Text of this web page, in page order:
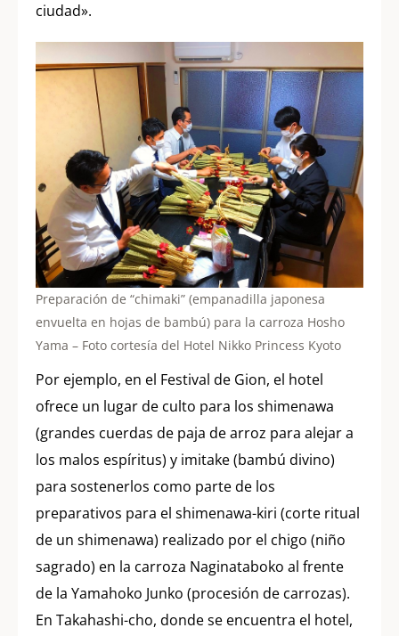
ciudad».
Preparación de “chimaki” (empanadilla japonesa
envuelta en hojas de bambú) para la carroza Hosho
Yama – Foto cortesía del Hotel Nikko Princess Kyoto
Por ejemplo, en el Festival de Gion, el hotel
ofrece un lugar de culto para los shimenawa
(grandes cuerdas de paja de arroz para alejar a
los malos espíritus) y imitake (bambú divino)
para sostenerlos como parte de los
preparativos para el shimenawa-kiri (corte ritual
de un shimenawa) realizado por el chigo (niño
sagrado) en la carroza Naginataboko al frente
de la Yamahoko Junko (procesión de carrozas).
En Takahashi-cho, donde se encuentra el hotel,